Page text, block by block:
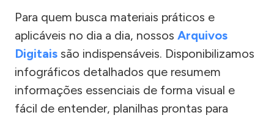
Para quem busca materiais práticos e
aplicáveis no dia a dia, nossos Arquivos
Digitais são indispensáveis. Disponibilizamos
infográficos detalhados que resumem
informações essenciais de forma visual e
fácil de entender, planilhas prontas para